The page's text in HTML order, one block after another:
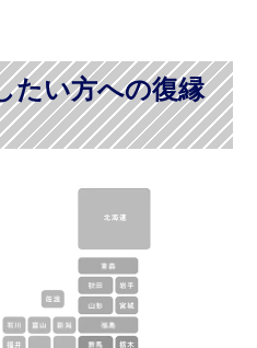
たい方への復縁